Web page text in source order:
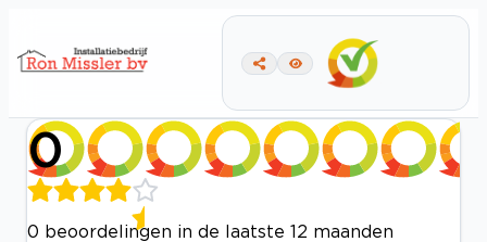
0
0 beoordelingen in de laatste 12 maanden